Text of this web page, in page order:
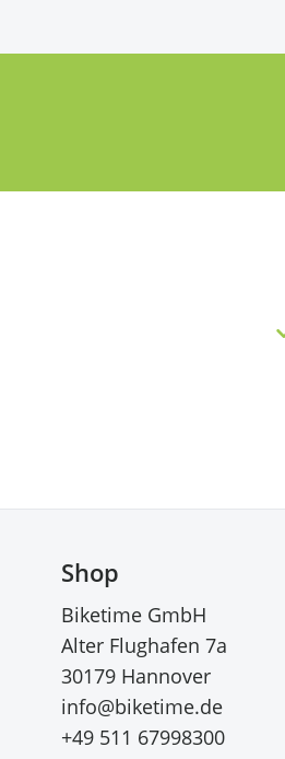
Shop
Biketime GmbH
Alter Flughafen 7a
30179 Hannover
info@biketime.de
+49 511 67998300